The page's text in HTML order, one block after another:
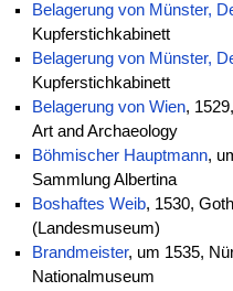
Belagerung von Münster,
Kupferstichkabinett
Belagerung von Münster,
Kupferstichkabinett
Belagerung von Wien,
Art and Archaeology
Böhmischer Hauptmann,
Sammlung Albertina
Boshaftes Weib, 1530,
(Landesmuseum)
Brandmeister, um 1535,
Nationalmuseum